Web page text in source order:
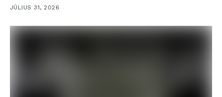
JÚLIUS 31, 2026